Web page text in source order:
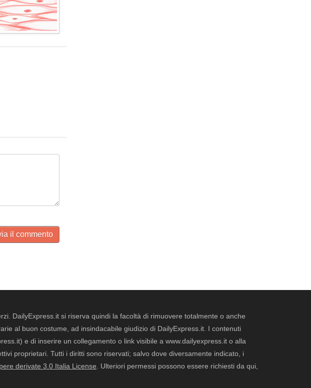
il commento
DailyExpress.it si riserva quindi la facoltà di rimuovere totalmente o anche
al buon costume, ad insindacabile giudizio di DailyExpress.it. I contenuti
e di inserire un collegamento o link visibile a www.dailyexpress.it o alla
proprietari. Tutti i diritti sono riservati; salvo dove diversamente indicato, i
derivate 3.0 Italia License . Ulteriori permessi possono essere richiesti da qui,